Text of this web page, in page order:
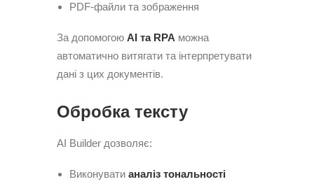
PDF-файли та зображення
За допомогою AI та RPA можна
автоматично витягати та інтерпретувати
дані з цих документів.
Обробка тексту
AI Builder дозволяє:
Виконувати аналіз тональності